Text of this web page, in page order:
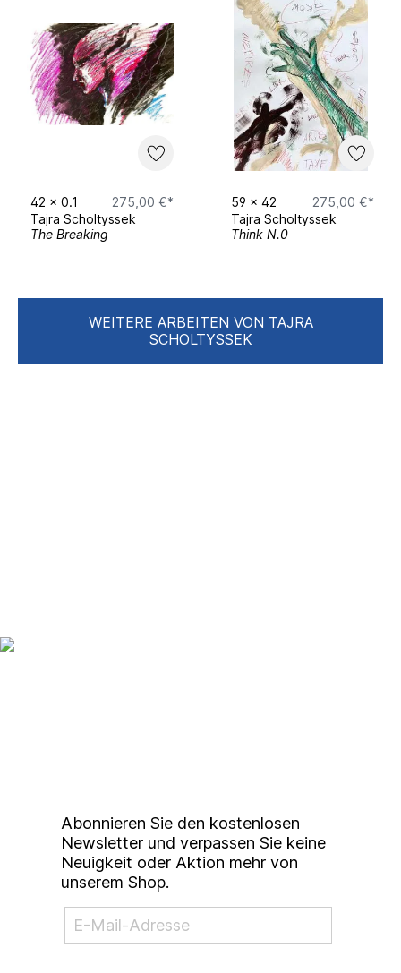
42 x 0.1
275,00 €*
Tajra Scholtyssek
The Breaking
59 x 42
275,00 €*
Tajra Scholtyssek
Think N.0
WEITERE ARBEITEN VON TAJRA
SCHOLTYSSEK
Abonnieren Sie den kostenlosen
Newsletter und verpassen Sie keine
Neuigkeit oder Aktion mehr von
unserem Shop.